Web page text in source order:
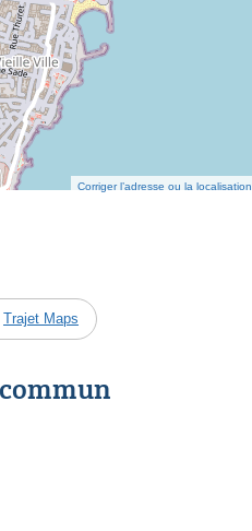
Corriger l’adresse ou la localisation
Trajet Maps